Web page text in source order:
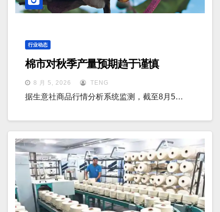
行业动态
棉市对秋季产量预期趋于谨慎
8 月 5, 2026 TENG
据生意社商品行情分析系统监测，截至8月5…